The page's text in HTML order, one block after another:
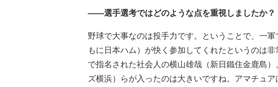
――選手選考ではどのような点を重視しましたか？
野球で大事なのは投手力です。ということで、一
もに日本ハム）が快く参加してくれたというのは
で指名された社会人の横山雄哉（新日鐵住金鹿島
ズ横浜）らが入ったのは大きいですね。アマチュ